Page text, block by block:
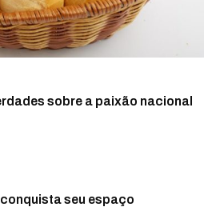
sobre a paixão nacional
seu espaço